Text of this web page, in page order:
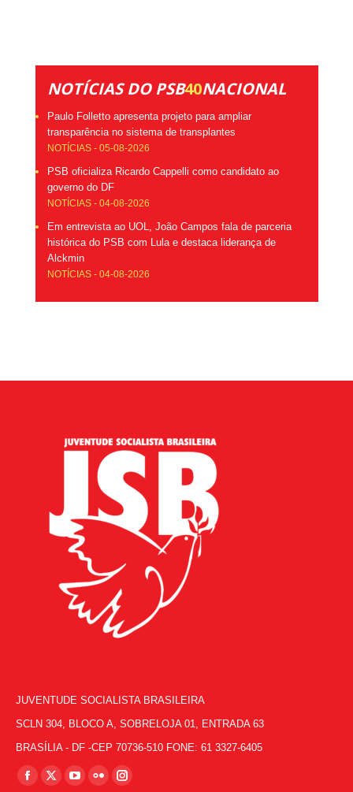
NOTÍCIAS DO PSB40NACIONAL
Paulo Folletto apresenta projeto para ampliar
transparência no sistema de transplantes
NOTÍCIAS - 05-08-2026
PSB oficializa Ricardo Cappelli como candidato ao
governo do DF
NOTÍCIAS - 04-08-2026
Em entrevista ao UOL, João Campos fala de parceria
histórica do PSB com Lula e destaca liderança de
Alckmin
NOTÍCIAS - 04-08-2026
JUVENTUDE SOCIALISTA BRASILEIRA
SCLN 304, BLOCO A, SOBRELOJA 01, ENTRADA 63
BRASÍLIA - DF -CEP 70736-510 FONE: 61 3327-6405
Encontre-nos em:
Facebook
X YouTube
FlickrInstagram